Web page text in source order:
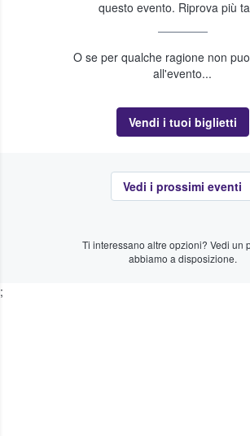
questo evento. Riprova più
O se per qualche ragione non
all'evento...
Vendi i tuoi biglietti
Vedi i prossimi eventi
Ti interessano altre opzioni? Vedi un
abbiamo a disposizione.
;